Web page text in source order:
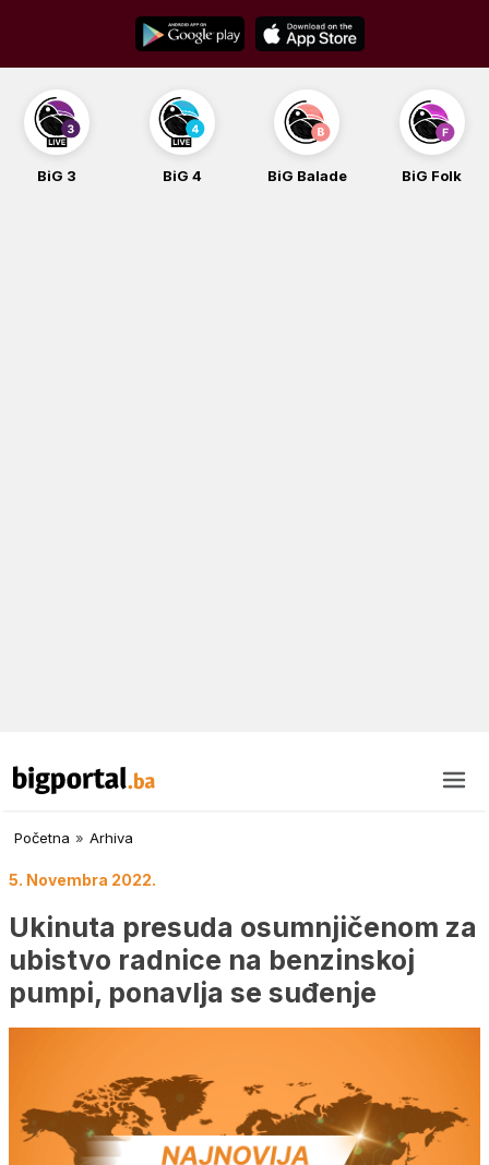
content
BiG 3 BiG 4 BiG Balade BiG Folk
Početna » Arhiva
5. Novembra 2022.
Ukinuta presuda osumnjičenom za
ubistvo radnice na benzinskoj
pumpi, ponavlja se suđenje